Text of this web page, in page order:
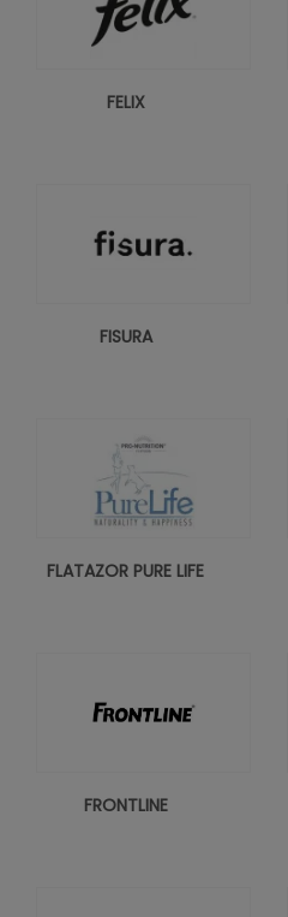
FELIX
FISURA
FLATAZOR PURE LIFE
FRONTLINE